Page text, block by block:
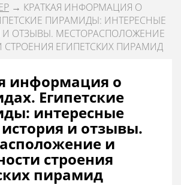
→ КРАТКАЯ ИНФОРМАЦИЯ О
ПИРАМИДЫ: ИНТЕРЕСНЫЕ
И ОТЗЫВЫ. МЕСТОРАСПОЛОЖЕНИЕ
ЕГИПЕТСКИХ ПИРАМИД
информация о
Египетские
интересные
и отзывы.
и
строения
пирамид